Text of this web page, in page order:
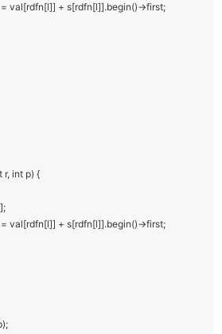
+ s[rdfn[l]].begin()->first;
int p) {
+ s[rdfn[l]].begin()->first;